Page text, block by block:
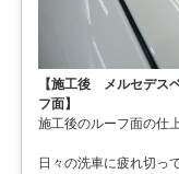
【施工後 メルセデス
フ面】
施工後のルーフ面の仕
日々の洗車に疲れ切っ